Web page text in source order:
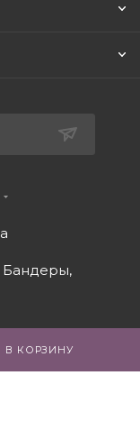
В КОРЗИНУ
Бандеры,